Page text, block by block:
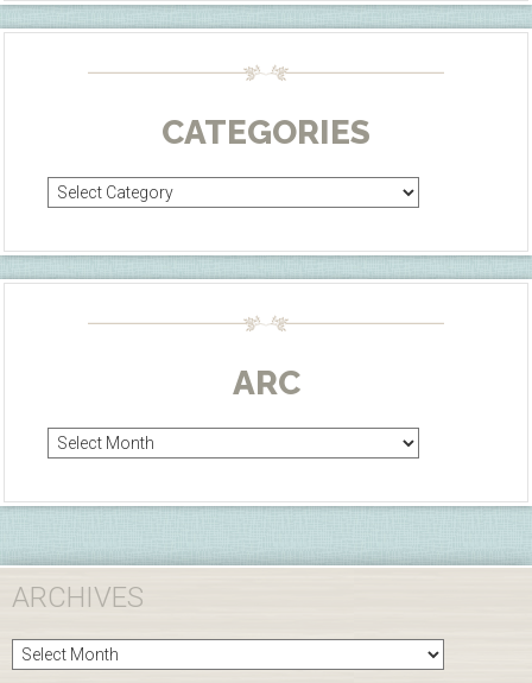
CATEGORIES
Categories
ARC
Arc
ARCHIVES
Archives